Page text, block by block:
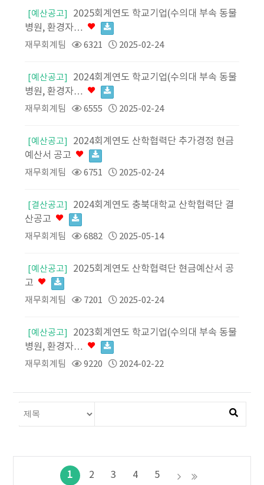
[예산공고]
2025회계연도 학교기업(수의대 부속 동물
병원, 환경자…
재무회계팀 6321 2025-02-24
[예산공고]
2024회계연도 학교기업(수의대 부속 동물
병원, 환경자…
재무회계팀 6555 2025-02-24
[예산공고]
2024회계연도 산학협력단 추가경정 현금
예산서 공고
재무회계팀 6751 2025-02-24
[결산공고]
2024회계연도 충북대학교 산학협력단 결
산공고
재무회계팀 6882 2025-05-14
[예산공고]
2025회계연도 산학협력단 현금예산서 공
고
재무회계팀 7201 2025-02-24
[예산공고]
2023회계연도 학교기업(수의대 부속 동물
병원, 환경자…
재무회계팀 9220 2024-02-22
1 2 3 4 5